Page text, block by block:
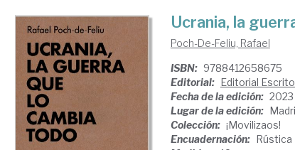
Ucrania, la
Poch-De-Feliu, Rafael
ISBN: 9788412658675
Editorial: Editorial
Fecha de la edición: 2023
Lugar de la edición:
Colección: ¡Movilizaos!
Encuadernación: Rústica